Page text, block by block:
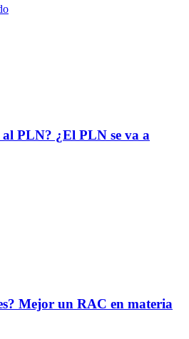
PLN? ¿El PLN se va a
Mejor un RAC en materia